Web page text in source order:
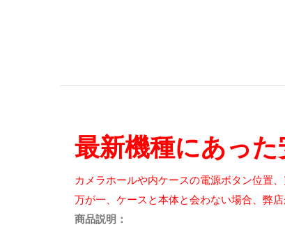
最新機種にあっ
カメラホールや内ケースの電源ボタン位置
万が一、ケースと本体と会わない場合、弊
商品説明：